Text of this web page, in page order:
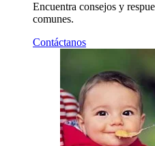
Encuentra consejos y
comunes.
Contáctanos